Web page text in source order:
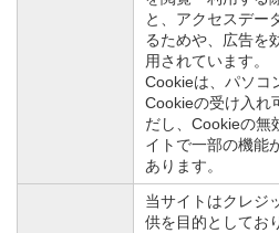
と、アクセスデー
るためや、広告を
用されています。
Cookieは、パソコ
Cookieの受け入れ
だし、Cookieの無
イトで一部の機能
あります。
当サイトはクレジ
供を目的としてお